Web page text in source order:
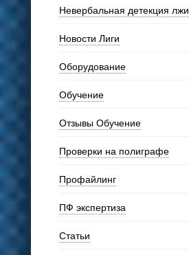
Невербальная детекция лжи
Новости Лиги
Оборудование
Обучение
Отзывы Обучение
Проверки на полиграфе
Профайлинг
ПФ экспертиза
Статьи